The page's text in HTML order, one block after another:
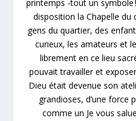
printemps -tout un symbole
disposition la Chapelle du
gens du quartier, des
curieux, les amateurs et
librement en ce lieu
pouvait travailler et
Dieu était devenue son
grandioses, d’une force
comme un Je vous